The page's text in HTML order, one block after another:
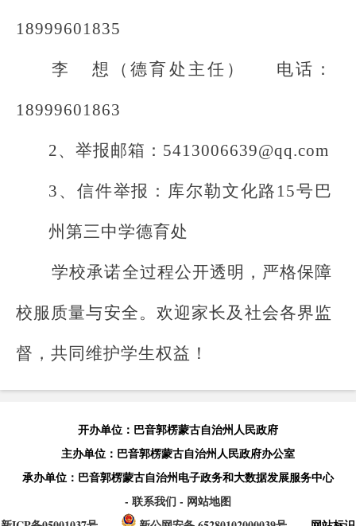
18999601835
李 想（德育处主任） 电话：
18999601863
2、举报邮箱：5413006639@qq.com
3、信件举报：库尔勒文化路15号巴
州第三中学德育处
学校承诺全过程公开透明，严格保障
校服质量与安全。欢迎家长及社会各界监
督，共同维护学生权益！
开办单位：巴音郭楞蒙古自治州人民政府
主办单位：巴音郭楞蒙古自治州人民政府办公室
承办单位：巴音郭楞蒙古自治州电子政务和大数据发展服务中心
- 联系我们- 网站地图